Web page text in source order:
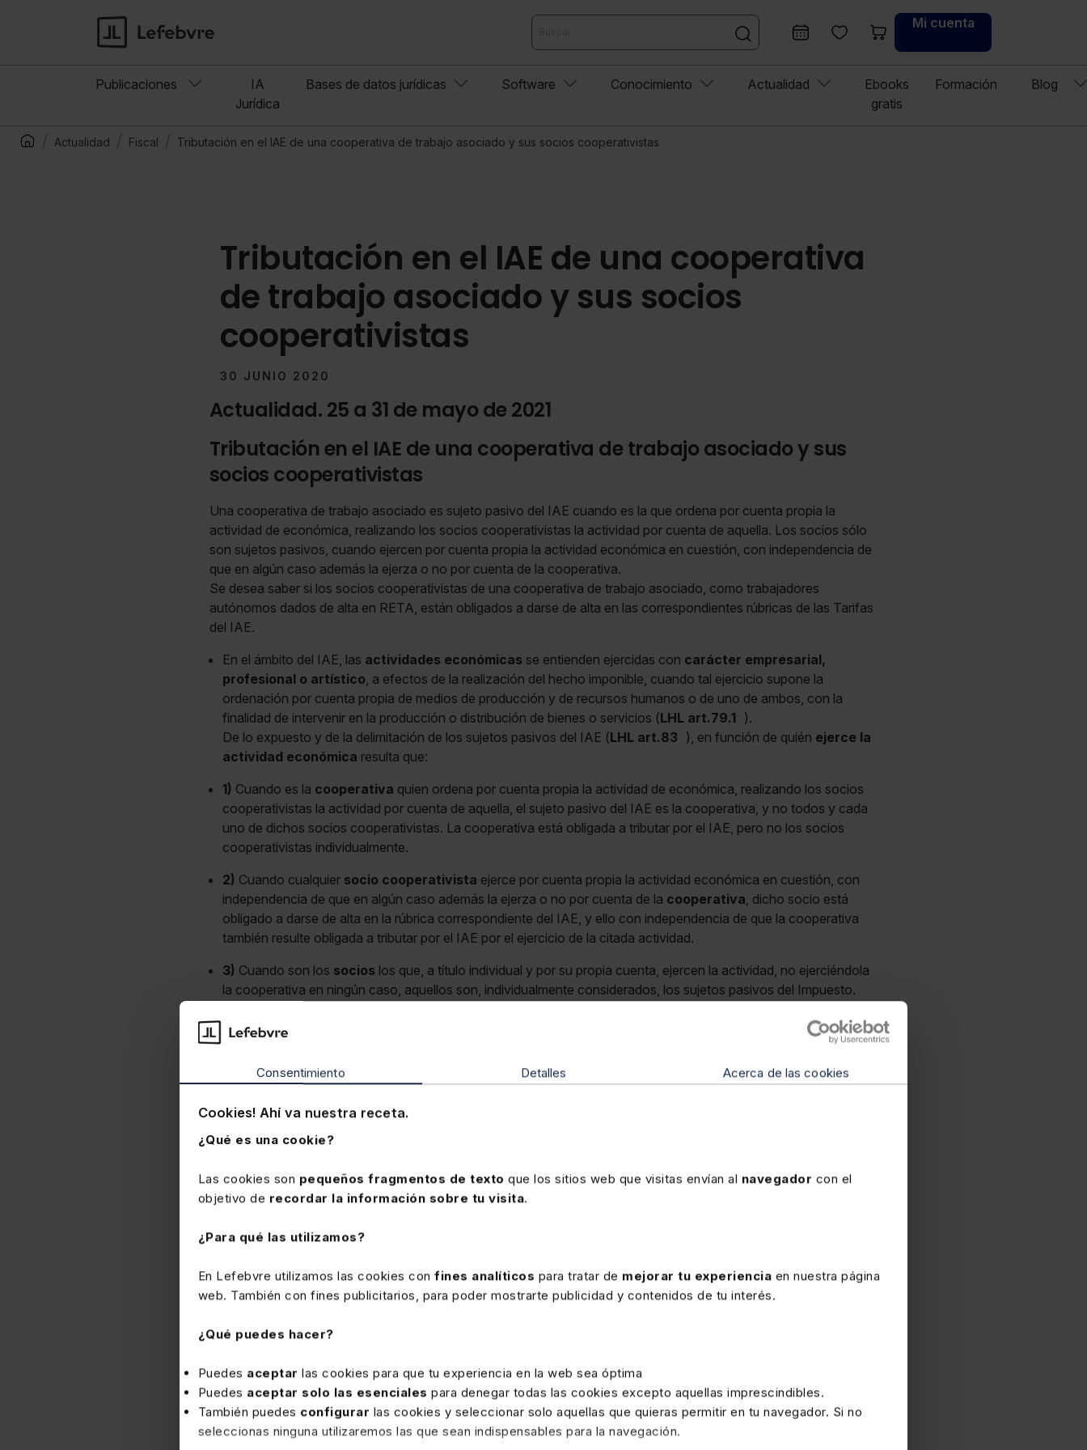
Consentimiento Detalles Acerca de las cookies
Cookies! Ahí va nuestra receta.
¿Qué es una cookie?
Las cookies son pequeños fragmentos de texto que los sitios web que visitas envían al navegador con el
objetivo de recordar la información sobre tu visita.
¿Para qué las utilizamos?
En Lefebvre utilizamos las cookies con fines analíticos para tratar de mejorar tu experiencia en nuestra página
web. También con fines publicitarios, para poder mostrarte publicidad y contenidos de tu interés.
¿Qué puedes hacer?
Puedes aceptar las cookies para que tu experiencia en la web sea óptima
Puedes aceptar solo las esenciales para denegar todas las cookies excepto aquellas imprescindibles.
También puedes configurar las cookies y seleccionar solo aquellas que quieras permitir en tu navegador. Si no
seleccionas ninguna utilizaremos las que sean indispensables para la navegación.
Mi cuenta
Publicaciones
IA
Jurídica
Bases de datos jurídicas Software Conocimiento Actualidad
Ebooks
gratis
Formación Blog
Actualidad Fiscal Tributación en el IAE de una cooperativa de trabajo asociado y sus socios cooperativistas
Tributación en el IAE de una cooperativa
de trabajo asociado y sus socios
cooperativistas
30 JUNIO 2020
Actualidad. 25 a 31 de mayo de 2021
Tributación en el IAE de una cooperativa de trabajo asociado y sus
socios cooperativistas
Una cooperativa de trabajo asociado es sujeto pasivo del IAE cuando es la que ordena por cuenta propia la
actividad de económica, realizando los socios cooperativistas la actividad por cuenta de aquella. Los socios sólo
son sujetos pasivos, cuando ejercen por cuenta propia la actividad económica en cuestión, con independencia de
que en algún caso además la ejerza o no por cuenta de la cooperativa.
Se desea saber si los socios cooperativistas de una cooperativa de trabajo asociado, como trabajadores
autónomos dados de alta en RETA, están obligados a darse de alta en las correspondientes rúbricas de las Tarifas
del IAE.
En el ámbito del IAE, las actividades económicas se entienden ejercidas con carácter empresarial,
profesional o artístico, a efectos de la realización del hecho imponible, cuando tal ejercicio supone la
ordenación por cuenta propia de medios de producción y de recursos humanos o de uno de ambos, con la
finalidad de intervenir en la producción o distribución de bienes o servicios (LHL art.79.1 ).
De lo expuesto y de la delimitación de los sujetos pasivos del IAE (LHL art.83 ), en función de quién ejerce la
actividad económica resulta que:
1) Cuando es la cooperativa quien ordena por cuenta propia la actividad de económica, realizando los socios
cooperativistas la actividad por cuenta de aquella, el sujeto pasivo del IAE es la cooperativa, y no todos y cada
uno de dichos socios cooperativistas. La cooperativa está obligada a tributar por el IAE, pero no los socios
cooperativistas individualmente.
2) Cuando cualquier socio cooperativista ejerce por cuenta propia la actividad económica en cuestión, con
independencia de que en algún caso además la ejerza o no por cuenta de la cooperativa, dicho socio está
obligado a darse de alta en la rúbrica correspondiente del IAE, y ello con independencia de que la cooperativa
también resulte obligada a tributar por el IAE por el ejercicio de la citada actividad.
3) Cuando son los socios los que, a título individual y por su propia cuenta, ejercen la actividad, no ejerciéndola
la cooperativa en ningún caso, aquellos son, individualmente considerados, los sujetos pasivos del Impuesto.
En caso de que los socios cooperativistas ejerzan por cuenta propia la actividad, siendo, por tanto, sujetos
pasivos del impuesto, les resulta de aplicación la
Debe diferenciarse según quién tenga la condición de sujeto pasivo:
1. No le resulta aplicable ninguno de los supuestos de exención: debe darse alta en la matrícula del Impuesto en
alta, variación o baja en dicha matrícula (modelo 840).
2. Si le es de aplicación alguno de los supuestos de exención: debe comunicar a la Administración tributaria, a
través de las correspondientes declaraciones censales, su alta, variación o baja en el Censo de Empresarios,
Profesionales y Retenedores (modelo 036).
b) Si son los socios
alta, variación o baja en el Censo de Empresarios, Profesionales y Retenedores (modelo 036 o modelo 037).
DGT CV 22-3-21V0666-21